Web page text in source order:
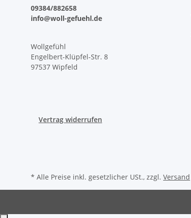
09384/882658
info@woll-gefuehl.de
Wollgefühl
Engelbert-Klüpfel-Str. 8
97537 Wipfeld
Vertrag widerrufen
* Alle Preise inkl. gesetzlicher USt., zzgl. Versand